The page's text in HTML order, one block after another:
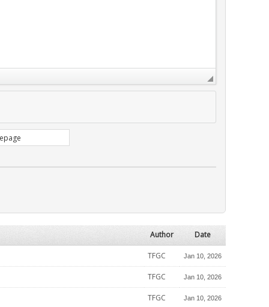
Author Date
TFGC Jan 10, 2026
TFGC Jan 10, 2026
TFGC Jan 10, 2026